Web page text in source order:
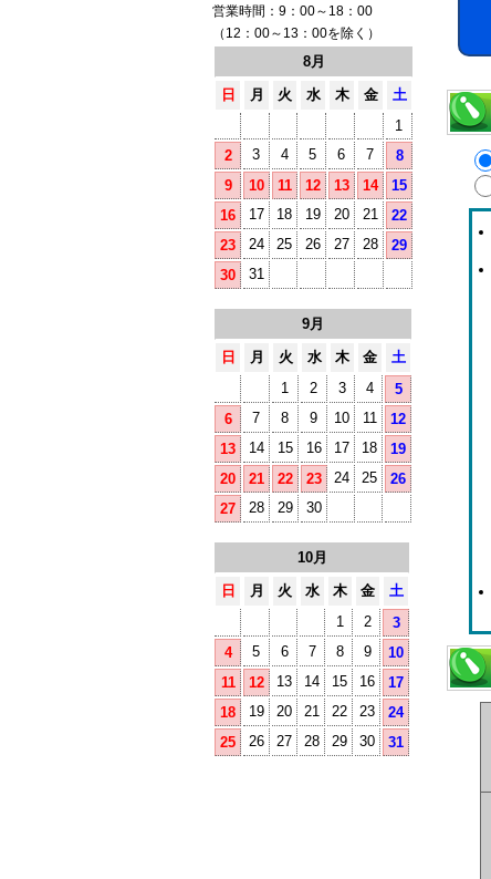
営業時間：9：00～18：00
（12：00～13：00を除く）
8月
日
月 火 水 木 金
土
1
2
3 4 5 6 7
8
9
10 11 12 13 14
15
16
17 18 19 20 21
22
23
24 25 26 27 28
29
30
31
9月
日
月 火 水 木 金
土
1
2 3 4
5
6
7 8 9 10 11
12
13
14 15 16 17 18
19
20
21 22 23 24 25
26
27
28 29 30
10月
日
月 火 水 木 金
土
1
2
3
4
5 6 7 8 9
10
11
12 13 14 15 16
17
18
19 20 21 22 23
24
25
26 27 28 29 30 31